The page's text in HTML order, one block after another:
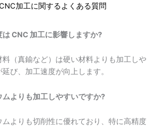
加工に関するよくある質問
CNC 加工に影響しますか?
（真鍮など）は硬い材料よりも加工しや
び、加工速度が向上します。
よりも加工しやすいですか?
よりも切削性に優れており、特に高精度